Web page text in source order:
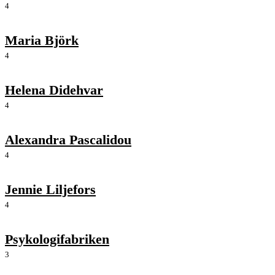
4
Maria Björk
4
Helena Didehvar
4
Alexandra Pascalidou
4
Jennie Liljefors
4
Psykologifabriken
3